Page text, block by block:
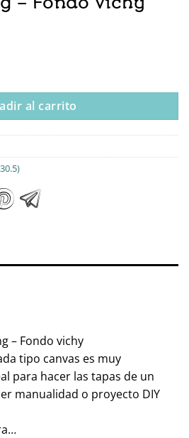
– Fondo Vichy cantidad
al carrito
– Fondo vichy
tipo canvas es muy
para hacer las tapas de un
manualidad o proyecto DIY